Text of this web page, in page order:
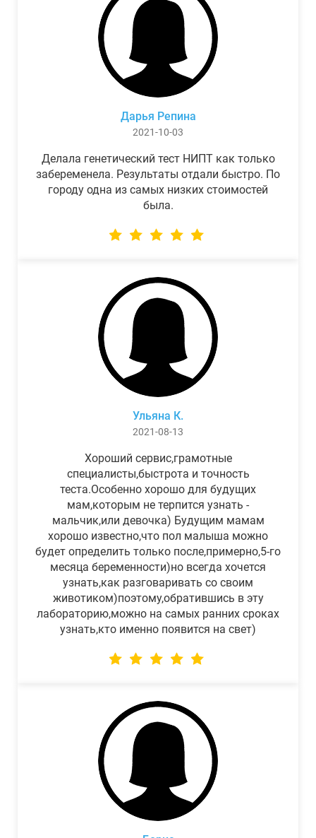
Дарья Репина
2021-10-03
Делала генетический тест НИПТ как только
забеременела. Результаты отдали быстро. По
городу одна из самых низких стоимостей
была.
Ульяна К.
2021-08-13
Хороший сервис,грамотные
специалисты,быстрота и точность
теста.Особенно хорошо для будущих
мам,которым не терпится узнать -
мальчик,или девочка) Будущим мамам
хорошо известно,что пол малыша можно
будет определить только после,примерно,5-го
месяца беременности)но всегда хочется
узнать,как разговаривать со своим
животиком)поэтому,обратившись в эту
лабораторию,можно на самых ранних сроках
узнать,кто именно появится на свет)